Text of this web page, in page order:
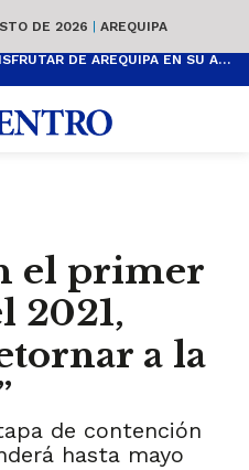
DE 2026 | AREQUIPA
ACTIVIDADES GRATUITAS PARA DISFRUTAR DE AREQUIPA EN SU ANIVERSARIO
el primer
2021,
a la
de contención
hasta mayo